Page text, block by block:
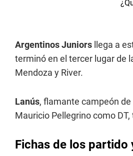
Argentinos Juniors llega a
terminó en el tercer lugar de
Mendoza y River.
Lanús, flamante campeón
Mauricio Pellegrino como
Fichas de los